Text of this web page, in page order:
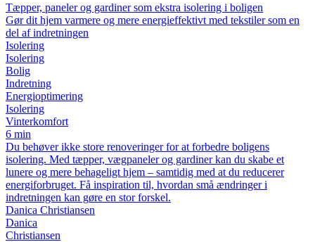
Tæpper, paneler og gardiner som ekstra isolering i boligen
Gør dit hjem varmere og mere energieffektivt med tekstiler som en
del af indretningen
Isolering
Isolering
Bolig
Indretning
Energioptimering
Isolering
Vinterkomfort
6 min
Du behøver ikke store renoveringer for at forbedre boligens
isolering. Med tæpper, vægpaneler og gardiner kan du skabe et
lunere og mere behageligt hjem – samtidig med at du reducerer
energiforbruget. Få inspiration til, hvordan små ændringer i
indretningen kan gøre en stor forskel.
Danica Christiansen
Danica
Christiansen